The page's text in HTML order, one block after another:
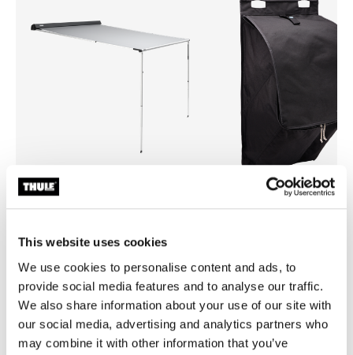
This website uses cookies
We use cookies to personalise content and ads, to
provide social media features and to analyse our traffic.
We also share information about your use of our site with
our social media, advertising and analytics partners who
may combine it with other information that you’ve
toldo de cofre enrollable de 1,90 m